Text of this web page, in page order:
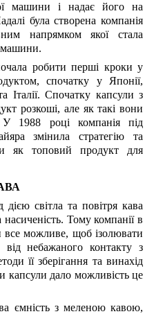
машини і надає його на
була створена компанія
напрямком якої стала
робити перші кроки у
спочатку у Японії,
Італії. Спочатку капсули з
розкоші, але як такі вони
1988 році компанія під
змінила стратегію та
як топовий продукт для
світла та повітря кава
Тому компанії в
все можливе, щоб ізолювати
від небажаного контакту з
її зберігання та винахід
капсули дало можливість це
ємність з меленою кавою,